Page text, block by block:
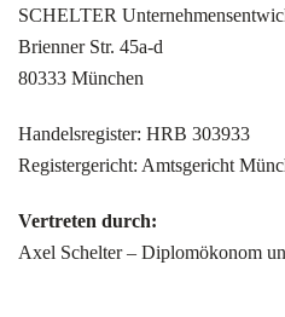
SCHELTER
Brienner Str. 45a-d
80333 München
Handelsregister: HRB 303933
Registergericht: Amtsgericht
Vertreten durch:
Axel Schelter – Diplomökonom